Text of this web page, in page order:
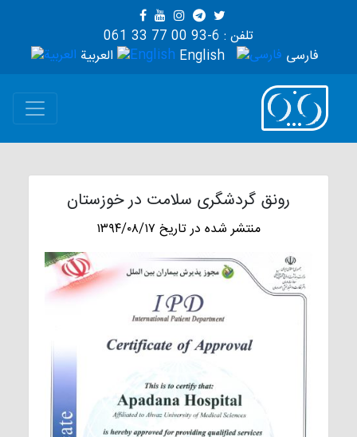
تلفن : 6-93 00 77 33 061
العربية
English فارسی
رونق گردشگری سلامت در خوزستان
منتشر شده در تاریخ ۱۳۹۴/۰۸/۱۷